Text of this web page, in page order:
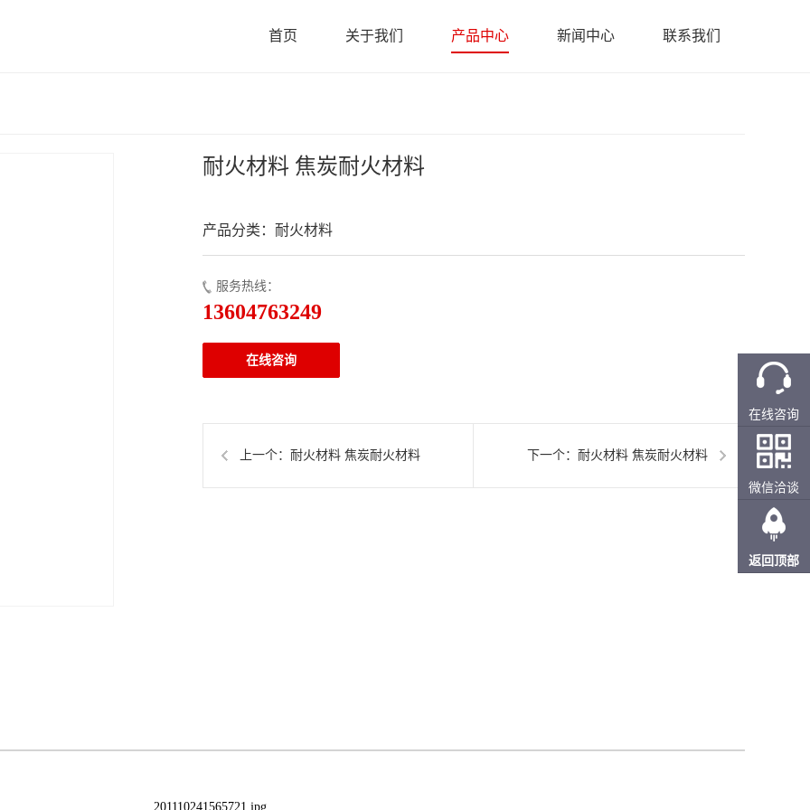
首页 关于我们 产品中心 新闻中心 联系我们
耐火材料 焦炭耐火材料
产品分类：耐火材料
服务热线：
13604763249
在线咨询
上一个： 耐火材料 焦炭耐火材料 下一个： 耐火材料 焦炭耐火材料
在线咨询
微信洽谈
返回顶部